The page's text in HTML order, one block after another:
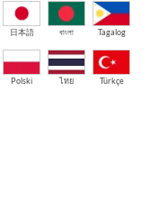
日本語 বাংলা Tagalog
Polski ไทย Türkçe